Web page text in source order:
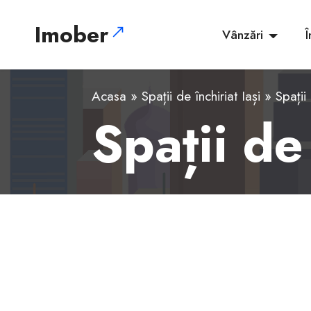
Imober Vânzări
Acasa » Spații de închiriat Iași » Spații
Spații